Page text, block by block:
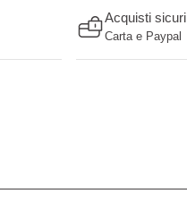
Acquisti sicuri
Carta e Paypal